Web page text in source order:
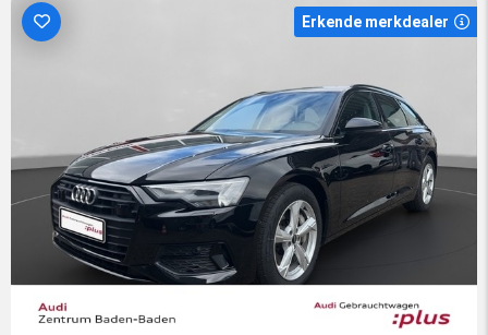
Erkende merkdealer